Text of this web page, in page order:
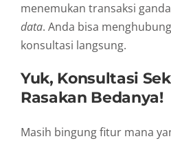
menemukan transaksi
data. Anda bisa
konsultasi langsung.
Yuk, Konsultasi
Rasakan Bedanya!
Masih bingung fitur mana